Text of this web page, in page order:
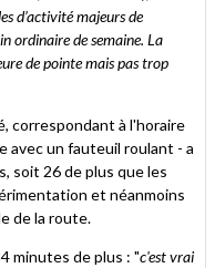
d’activité majeurs de
ordinaire de semaine. La
de pointe mais pas trop
correspondant à l'horaire
avec un fauteuil roulant - a
soit 26 de plus que les
et néanmoins
de la route.
minutes de plus : "c'est vrai